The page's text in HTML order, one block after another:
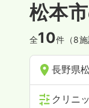
松本
全10件（8施
長野県
クリニ